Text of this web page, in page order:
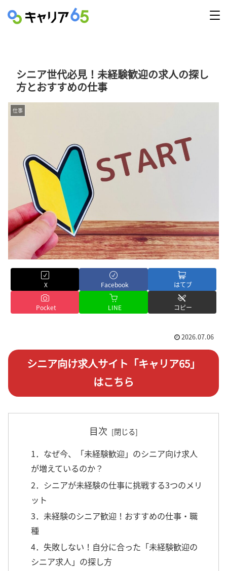
シニア世代必見！未経験歓迎の求人の探し
方とおすすめの仕事
仕事
X Facebook はてブ
Pocket LINE コピー
2026.07.06
シニア向け求人サイト「キャリア65」
はこちら
目次
1．なぜ今、「未経験歓迎」のシニア向け求人
が増えているのか？
2．シニアが未経験の仕事に挑戦する3つのメリ
ット
3．未経験のシニア歓迎！おすすめの仕事・職
種
4．失敗しない！自分に合った「未経験歓迎の
シニア求人」の探し方